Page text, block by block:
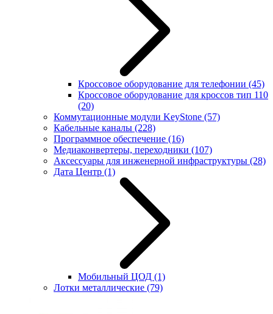
Кроссовое оборудование для телефонии (45)
Кроссовое оборудование для кроссов тип 110
(20)
Коммутационные модули KeyStone (57)
Кабельные каналы (228)
Программное обеспечение (16)
Медиаконвертеры, переходники (107)
Аксессуары для инженерной инфраструктуры (28)
Дата Центр (1)
Мобильный ЦОД (1)
Лотки металлические (79)